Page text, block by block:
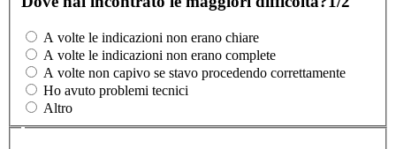
A volte le indicazioni non erano chiare
A volte le indicazioni non erano complete
A volte non capivo se stavo procedendo correttamente
Ho avuto problemi tecnici
Altro